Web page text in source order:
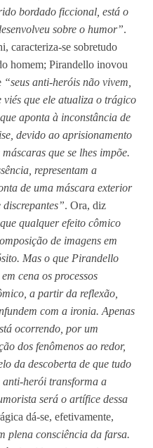
bordado ficcional, está o
sobre o humor”.
caracteriza-se sobretudo
homem; Pirandello inovou
“seus anti-heróis não vivem,
viés que ele atualiza o trágico
aponta à inconstância de
devido ao aprisionamento
que se lhes impõe.
representam a
de uma máscara exterior
. Ora, diz
qualquer efeito cômico
de imagens em
Mas o que Pirandello
cena os processos
a partir da reflexão,
com a ironia. Apenas
ocorrendo, por um
dos fenômenos ao redor,
da descoberta de que tudo
anti-herói transforma a
será o artífice dessa
dá-se, efetivamente,
plena consciência da farsa.